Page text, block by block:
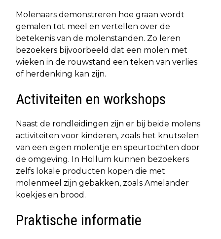
Molenaars demonstreren hoe graan wordt
gemalen tot meel en vertellen over de
betekenis van de molenstanden. Zo leren
bezoekers bijvoorbeeld dat een molen met
wieken in de rouwstand een teken van verlies
of herdenking kan zijn.
Activiteiten en workshops
Naast de rondleidingen zijn er bij beide molens
activiteiten voor kinderen, zoals het knutselen
van een eigen molentje en speurtochten door
de omgeving. In Hollum kunnen bezoekers
zelfs lokale producten kopen die met
molenmeel zijn gebakken, zoals Amelander
koekjes en brood.
Praktische informatie